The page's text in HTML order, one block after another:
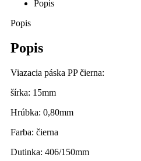
Popis
Popis
Popis
Viazacia páska PP čierna:
šírka: 15mm
Hrúbka: 0,80mm
Farba: čierna
Dutinka: 406/150mm